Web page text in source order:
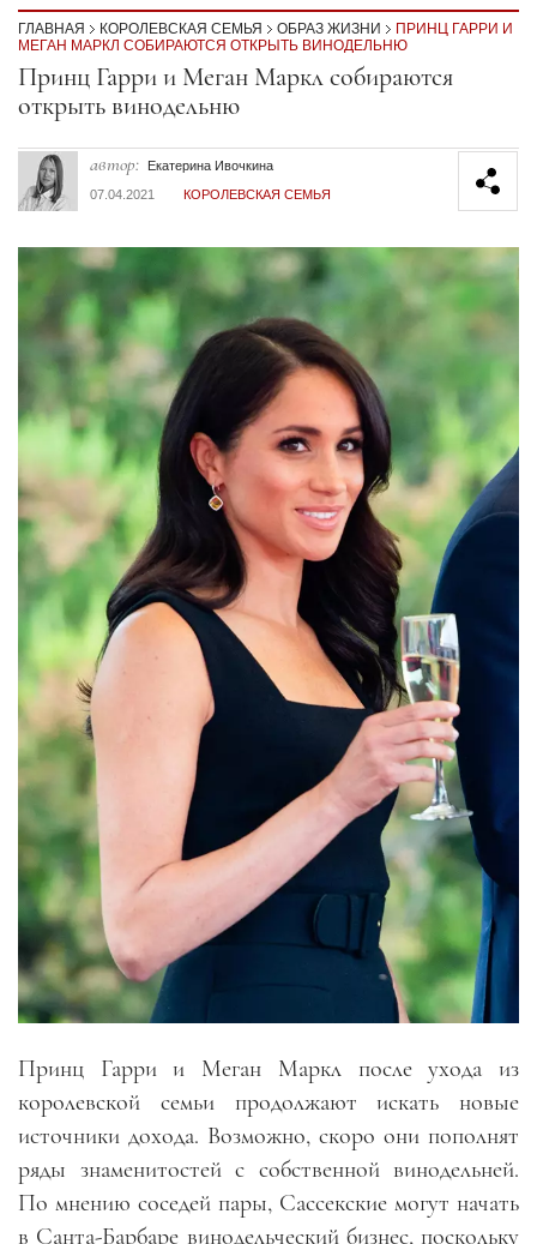
ГЛАВНАЯ КОРОЛЕВСКАЯ СЕМЬЯ ОБРАЗ ЖИЗНИ
ПРИНЦ ГАРРИ И
МЕГАН МАРКЛ СОБИРАЮТСЯ ОТКРЫТЬ ВИНОДЕЛЬНЮ
Секция статей
Принц Гарри и Меган Маркл собираются
открыть винодельню
автор:
Екатерина Ивочкина
07.04.2021
КОРОЛЕВСКАЯ СЕМЬЯ
Принц Гарри и Меган Маркл после ухода из
королевской семьи продолжают искать новые
источники дохода. Возможно, скоро они пополнят
ряды знаменитостей с собственной винодельней.
По мнению соседей пары, Сассекские могут начать
в Санта-Барбаре винодельческий бизнес, поскольку